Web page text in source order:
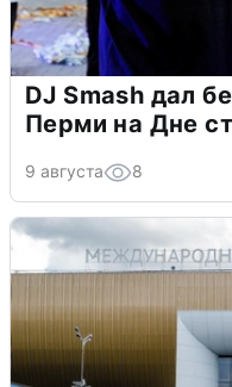
DJ Smash дал
Перми на Дне
9 августа 8